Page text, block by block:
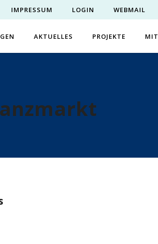
IMPRESSUM LOGIN WEBMAIL
AKTUELLES PROJEKTE